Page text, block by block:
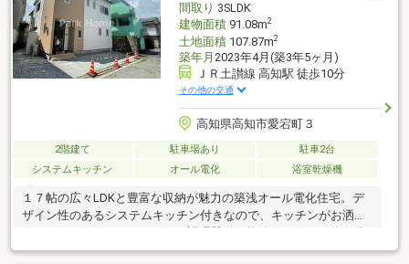
間取り 3SLDK
建物面積91.08m2
土地面積107.87m2
築年月 2023年4月(築3年5ヶ月)
ＪＲ土讃線 高知駅 徒歩10分
その他の交通
高知県高知市愛宕町３
2階建て 駐車場あり
駐車2台
システムキッチン
オール電化 浴室乾燥機
１７帖の広々LDKと豊富な収納が魅力の築浅オール電化住宅。デ
ザイン性のあるシステムキッチン付きなので、キッチンがお洒落
歩3分圏内にあります。浴室乾燥機付きの物件であれば、雨の日で